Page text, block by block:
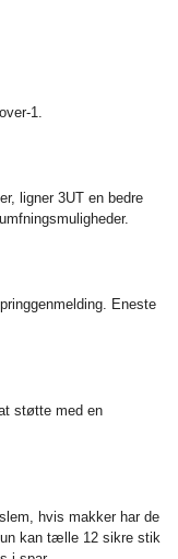
1.
ligner 3UT en bedre
Eneste
støtte med en
hvis makker har de
kan tælle 12 sikre stik